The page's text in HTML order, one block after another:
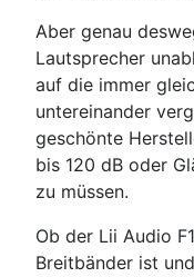
Aber genau
Lautsprecher
auf die immer
untereinander
geschönte
bis 120 dB oder
zu müssen.
Ob der Lii Audio
Breitbänder ist